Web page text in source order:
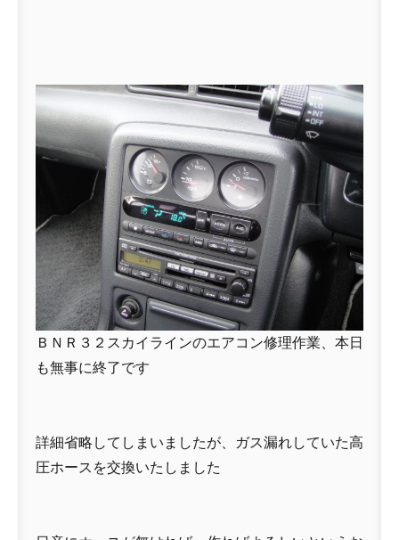
ＢＮＲ３２スカイラインのエアコン修理作業、本日
も無事に終了です
詳細省略してしまいましたが、ガス漏れしていた高
圧ホースを交換いたしました